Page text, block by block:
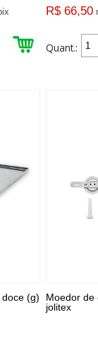
ou pix R$ 66,50
Quant.:
(g)
Moedor de
jolitex